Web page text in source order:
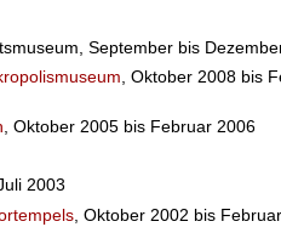
September bis
, Oktober 2008 bis
, Oktober 2005 bis Februar 2006
2003
, Oktober 2002 bis